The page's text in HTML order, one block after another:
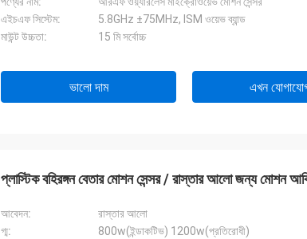
এইচএফ সিস্টেম:
5.8GHz ±75MHz, ISM ওয়েভ ব্যান্ড
মাউন্ট উচ্চতা:
15 মি সর্বোচ্চ
ভালো দাম এখন
প্লাস্টিক বহিরঙ্গন বেতার মোশন সেন্সর / রাস্তার আলো জন্য মোশন
আবেদন:
রাস্তার আলো
গ্ম:
800w(ইন্ডাকটিভ) 1200w(প্রতিরোধী)